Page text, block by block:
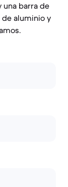
una barra de
aluminio y